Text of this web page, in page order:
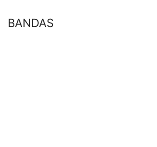
BANDAS